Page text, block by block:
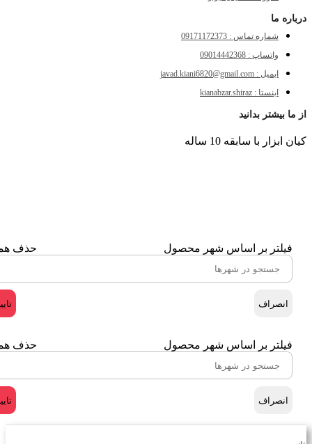
درباره ما
شماره تماس : 09171172373
واتساپ : 09014442368
ایمیل : javad.kiani6820@gmail.com
اینستا : kianabzar.shiraz
از ما بیشتر بدانید
کیان ابزار با سابقه 10 ساله
فیلتر بر اساس شهر محصول حذف
انصراف
فیلتر بر اساس شهر محصول حذف
انصراف